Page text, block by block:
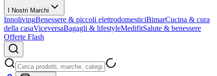
I Nostri Marchi
InnolivingBenessere & piccoli elettrodomesticiBimarCucina & cura
della casaViceversaBagagli & lifestyleMedifitSalute & benessere
Offerte Flash